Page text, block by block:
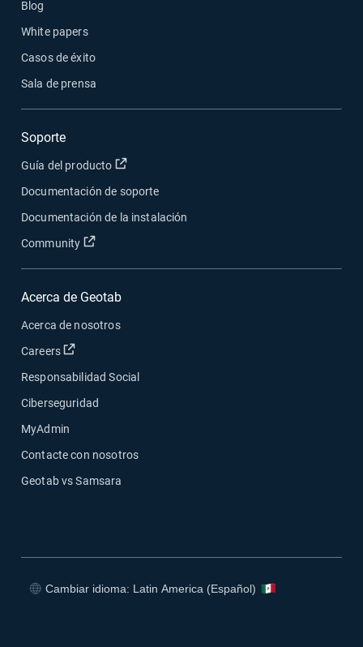
Blog
White papers
Casos de éxito
Sala de prensa
Soporte
Guía del producto Abrir en una nueva ventana
Documentación de soporte
Documentación de la instalación
Community
Abrir en una nueva ventana
Acerca de Geotab
Acerca de nosotros
Careers
Abrir en una nueva ventana
Responsabilidad Social
Ciberseguridad
MyAdmin
Contacte con nosotros
Geotab vs Samsara
Cambiar idioma: Latin America (Español)